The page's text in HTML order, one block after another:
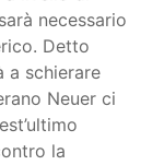
necessario
Detto
a schierare
Neuer ci
la